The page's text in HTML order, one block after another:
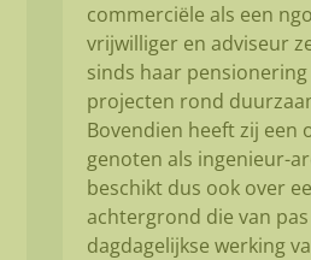
commerciële als een
vrijwilliger en adviseur
sinds haar
projecten rond
Bovendien heeft zij een
genoten als ingenieur-
beschikt dus ook over
achtergrond die van
dagdagelijkse werking